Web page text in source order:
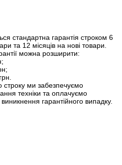
стандартна гарантія строком 6
та 12 місяців на нові товари.
можна розширити:
строку ми забезпечуємо
техніки та оплачуємо
гарантійного випадку.